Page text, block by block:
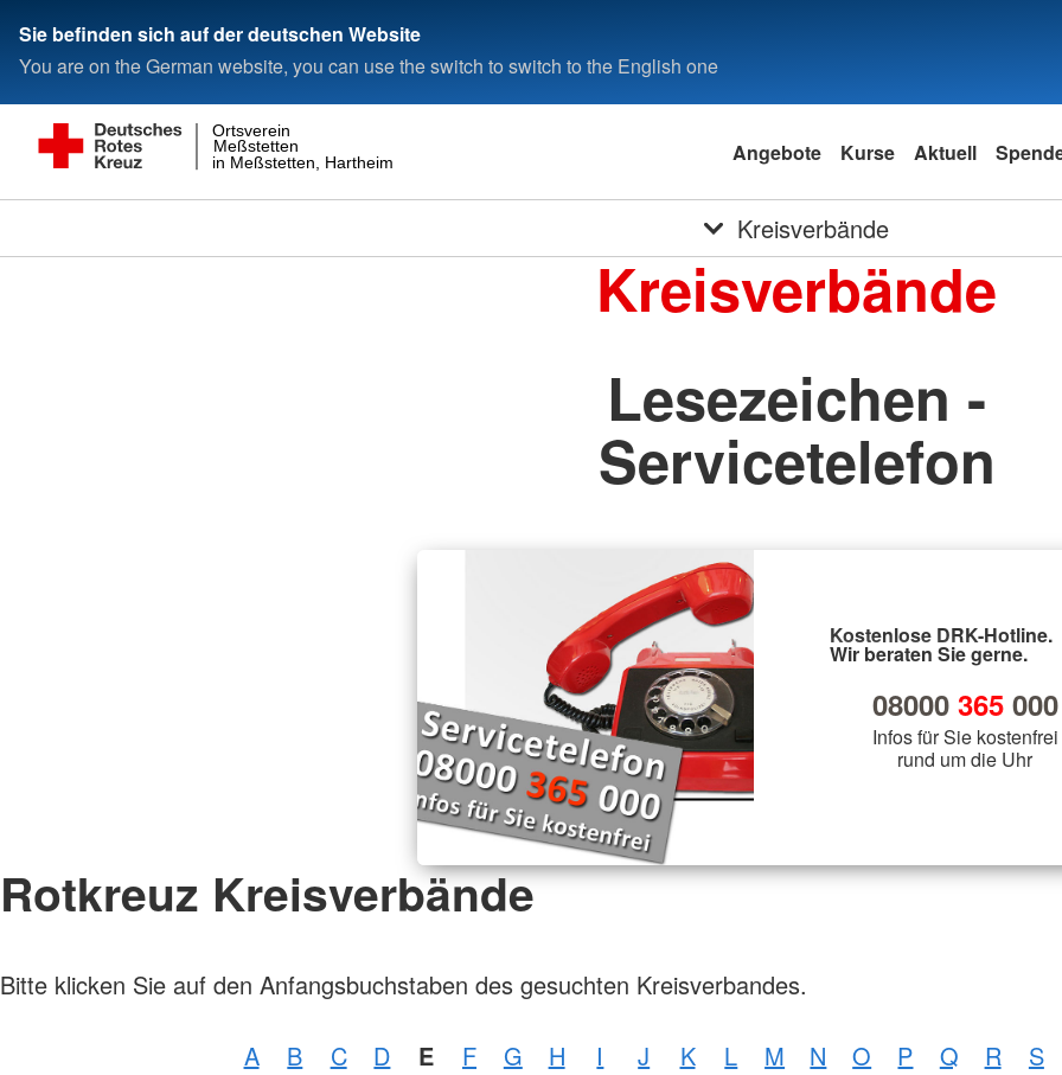
Sie befinden sich auf der deutschen Website
You are on the German website, you can use the switch to switch to the English one
in Meßstetten, Hartheim und Heinstetten
Meßstetten
Ortsverein
Angebote Kurse Aktuell
Kreisverbände
Kreisverbände
Lesezeichen -
Servicetelefon
Kostenlose DRK-Hotline.
Wir beraten Sie gerne.
08000 365000
Infos für Sie kostenfrei
rund um die Uhr
Rotkreuz Kreisverbände
Bitte klicken Sie auf den Anfangsbuchstaben des gesuchten Kreisverbandes.
A B C D E F G H I J K L M N O P Q R S